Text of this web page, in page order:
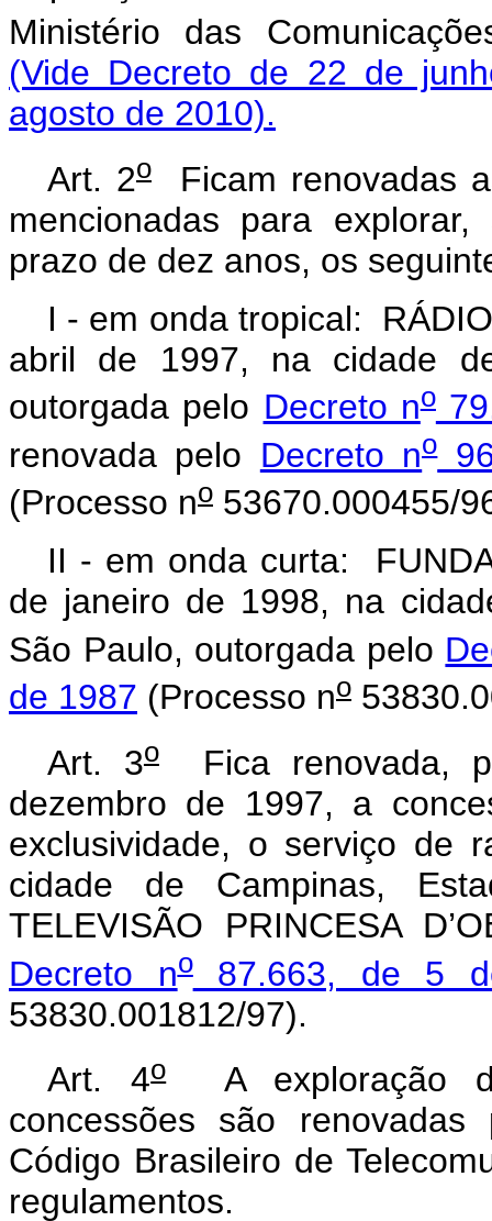
Ministério das
(Vide Decreto de 22 de
agosto de 2010).
Art. 2o Ficam renovadas
mencionadas para
prazo de dez anos, os
I - em onda tropical:
abril de 1997, na cidade
outorgada pelo Decreto no
renovada pelo Decreto no
(Processo no 53670.000455/
II - em onda curta:
de janeiro de 1998, na
São Paulo, outorgada pelo
de 1987 (Processo no
Art. 3oFica renovada,
dezembro de 1997, a
exclusividade, o serviço de
cidade de Campinas,
TELEVISÃO PRINCESA
Decreto no87.663, de 5
53830.001812/97).
Art. 4oA exploração
concessões são
Código Brasileiro de
regulamentos.